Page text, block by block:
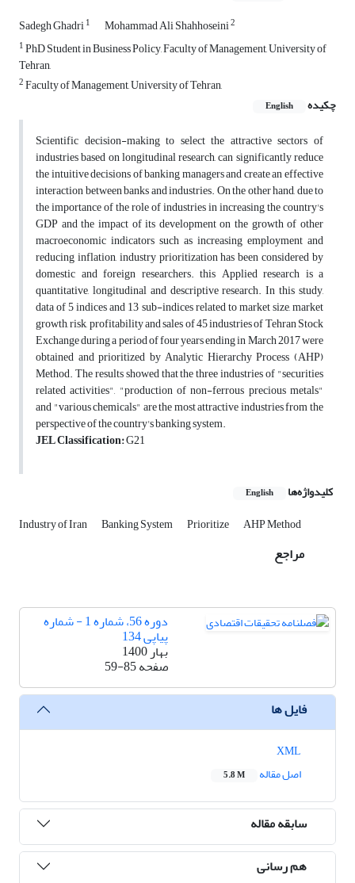
Sadegh Ghadri1 Mohammad Ali Shahhoseini2
1PhD Student in Business Policy, Faculty of Management, University of
Tehran,
2Faculty of Management, University of Tehran,
چکیده
English
Scientific decision-making to select the attractive sectors of
industries based on longitudinal research, can significantly reduce
the intuitive decisions of banking managers and create an effective
interaction between banks and industries. On the other hand, due to
the importance of the role of industries in increasing the country's
GDP and the impact of its development on the growth of other
macroeconomic indicators such as increasing employment and
reducing inflation, industry prioritization has been considered by
domestic and foreign researchers. this Applied research is a
quantitative, longitudinal and descriptive research. In this study,
data of 5 indices and 13 sub-indices related to market size, market
growth, risk, profitability and sales of 45 industries of Tehran Stock
Exchange during a period of four years ending in March 2017 were
obtained and prioritized by Analytic Hierarchy Process (AHP)
Method. The results showed that the three industries of "securities
related activities", "production of non-ferrous precious metals"
and "various chemicals" are the most attractive industries from the
perspective of the country's banking system.
JEL Classification:G21
کلیدواژه‌ها English
Industry of Iran Banking System Prioritize AHP Method
مراجع
دوره 56، شماره 1 - شماره
پیاپی 134
بهار 1400
صفحه59-85
فایل ها
اصل مقاله
5.8 M
سابقه مقاله
هم رسانی